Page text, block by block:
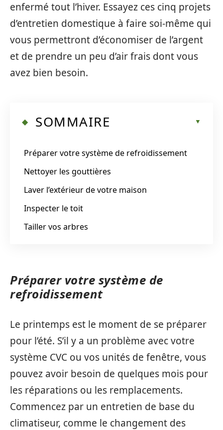
enfermé tout l’hiver. Essayez ces cinq projets
d’entretien domestique à faire soi-même qui
vous permettront d’économiser de l’argent
et de prendre un peu d’air frais dont vous
avez bien besoin.
SOMMAIRE
Préparer votre système de refroidissement
Nettoyer les gouttières
Laver l’extérieur de votre maison
Inspecter le toit
Tailler vos arbres
Préparer votre système de
refroidissement
Le printemps est le moment de se préparer
pour l’été. S’il y a un problème avec votre
système CVC ou vos unités de fenêtre, vous
pouvez avoir besoin de quelques mois pour
les réparations ou les remplacements.
Commencez par un entretien de base du
climatiseur, comme le changement des